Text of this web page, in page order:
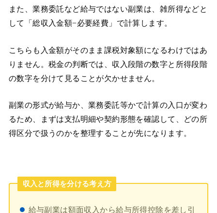
また、業務委託など給与ではない副業は、雑所得などと
して「総収入金額−必要経費」で計算します。
こちらも入金額がそのまま課税対象額になるわけではあ
りません。税金の判断では、収入段階の数字と所得段階
の数字を分けて見ることが欠かせません。
副業の形式が給与か、業務委託等かで計算の入口が変わ
るため、まずは支払明細や契約形態を確認して、どの所
得区分で扱うのかを整理することが先になります。
収入と所得を分ける考え方
給与副業は額面収入から給与所得控除を差し引